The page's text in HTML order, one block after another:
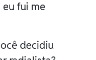
fui me
decidiu